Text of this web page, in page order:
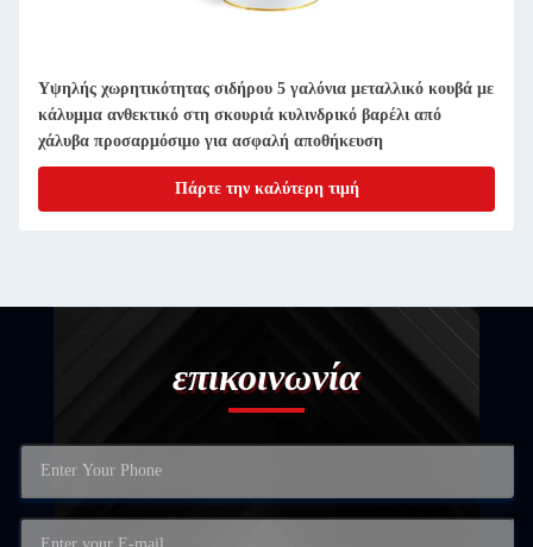
Υψηλής χωρητικότητας σιδήρου 5 γαλόνια μεταλλικό κουβά με
κάλυμμα ανθεκτικό στη σκουριά κυλινδρικό βαρέλι από
χάλυβα προσαρμόσιμο για ασφαλή αποθήκευση
Πάρτε την καλύτερη τιμή
επικοινωνία